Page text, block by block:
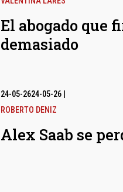
El abogado que
demasiado
24-05-2624-05-26|
ROBERTO DENIZ
Alex Saab se